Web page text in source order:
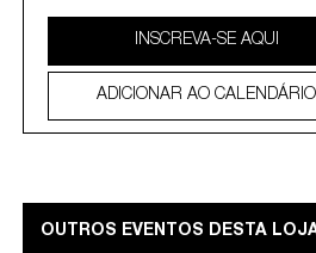
INSCREVA-SE AQUI
ADICIONAR AO CALENDÁRIO
OUTROS EVENTOS DESTA